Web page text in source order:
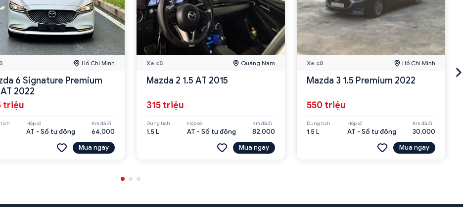
Hồ Chí Minh
6 Signature Premium
2022
triệu
tích Hộp số
AT - Số tự động
Km đã đi
64,000
Mua ngay
Xe cũ Quảng Nam
Mazda 2 1.5 AT 2015
315 triệu
Dung tích
1.5 L
Hộp số
AT - Số tự động
Km đã đi
82,000
Mua ngay
Xe cũ Hồ Chí Minh
Mazda 3 1.5 Premium 2022
550 triệu
Dung tích
1.5 L
Hộp số
AT - Số tự động
Km đã đi
30,000
Mua ngay